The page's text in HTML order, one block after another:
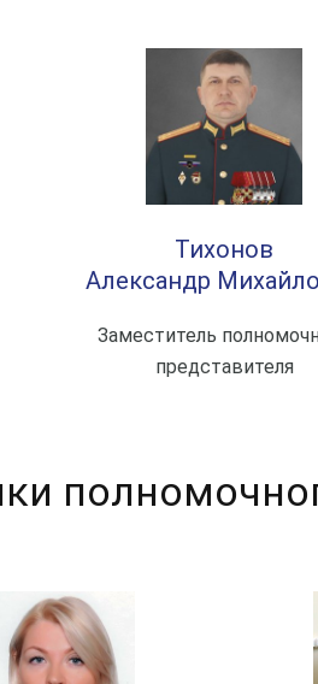
Тихонов
Александр
Заместитель
представителя